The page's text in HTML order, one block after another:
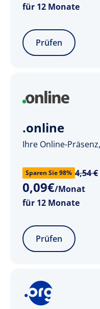
für 12 Monate
Prüfen
.online
Ihre Online-
Sparen Sie 98% 4,54 €
0,09€/Monat
für 12 Monate
Prüfen